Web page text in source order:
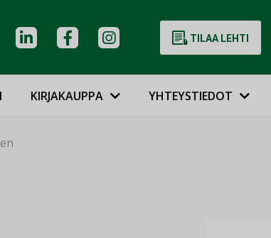
TILAA LEHTI
KIRJAKAUPPA YHTEYSTIEDOT